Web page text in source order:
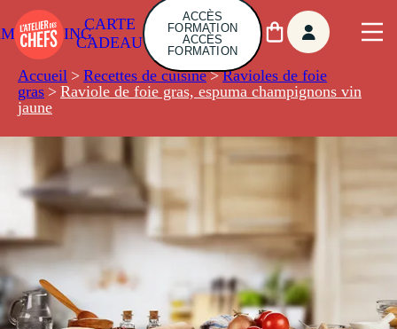
CARTE
CADEAU
ACCÈS
FORMATION
ACCÈS
FORMATION
Accueil > Recettes de cuisine > Ravioles de foie
gras > Raviole de foie gras, espuma champignons vin
jaune